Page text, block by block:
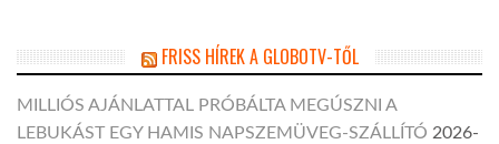
FRISS HÍREK A GLOBOTV-TŐL
MILLIÓS AJÁNLATTAL PRÓBÁLTA MEGÚSZNI A
LEBUKÁST EGY HAMIS NAPSZEMÜVEG-SZÁLLÍTÓ 2026-